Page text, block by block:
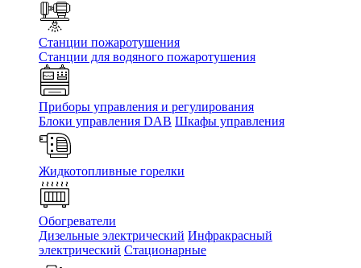
Станции пожаротушения
Станции для водяного пожаротушения
Приборы управления и регулирования
Блоки управления DAB Шкафы управления
Жидкотопливные горелки
Обогреватели
Дизельные электрический Инфракрасный
электрический Стационарные